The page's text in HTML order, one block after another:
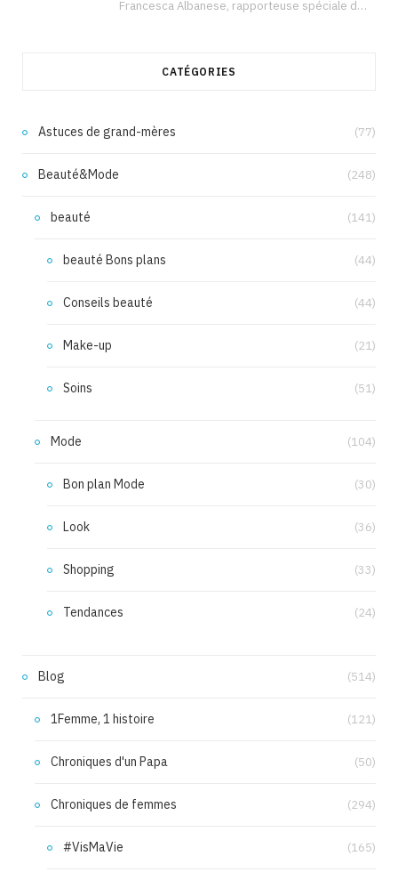
Francesca Albanese, rapporteuse spéciale de l’ONU sur les territoires palestiniens occupés, était à Tunis pour…
CATÉGORIES
Astuces de grand-mères (77)
Beauté&Mode (248)
beauté (141)
beauté Bons plans (44)
Conseils beauté (44)
Make-up (21)
Soins (51)
Mode (104)
Bon plan Mode (30)
Look (36)
Shopping (33)
Tendances (24)
Blog (514)
1Femme, 1 histoire (121)
Chroniques d'un Papa (50)
Chroniques de femmes (294)
#VisMaVie (165)